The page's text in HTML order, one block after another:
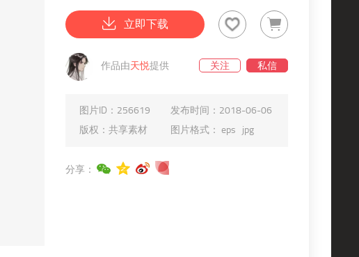
立即下载
作品由天悦提供 关注 私信
图片ID： 256619 发布时间： 2018-06-06
版权： 共享素材 图片格式： eps jpg
分享：